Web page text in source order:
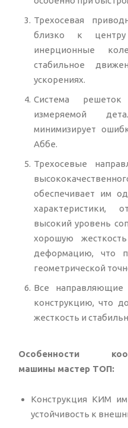
Трехосевая
близко к
инерционные
стабильное
ускорениях.
Система
измеряемой
минимизирует
Аббе.
Трехосевые
обеспечивает им
характеристики,
высокий уровень
хорошую
деформацию, что
геометрической
Все
конструкцию, что
жесткость и
Особенности
машины мастер ТОП:
Конструкция КИМ
устойчивость к